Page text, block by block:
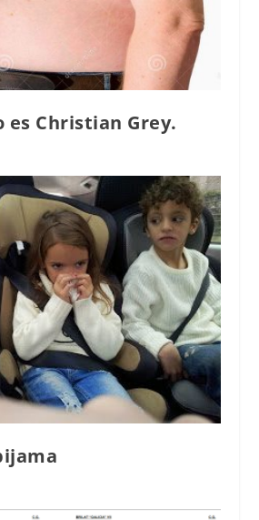
Christian Grey.